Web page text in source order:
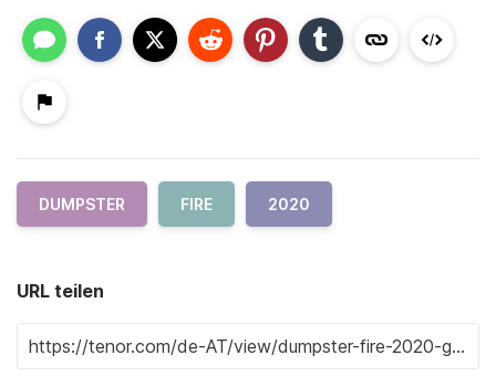
DUMPSTER FIRE 2020
URL teilen